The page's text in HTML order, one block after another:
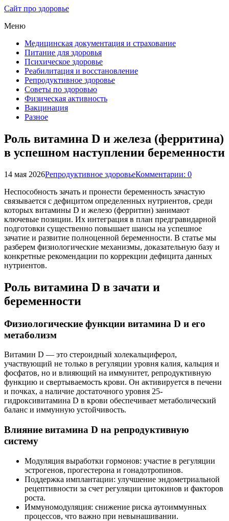
Сайт про здоровье
Меню
Медицинская документация и страхование
Питание для здоровья
Психическое здоровье
Реабилитация и восстановление
Репродуктивное здоровье
Советы по здоровью
Физическая активность
Вакцинация
Разное
Роль витамина D и железа (ферритина)
в успешном наступлении беременности
14 мая 2026Репродуктивное здоровьеКомментарии: 0
Неспособность зачать и пронести беременность зачастую
связывается с дефицитом определенных нутриентов, среди
которых витамины D и железо (ферритин) занимают
ключевые позиции. Их интеграция в план предгравидарной
подготовки существенно повышает шансы на успешное
зачатие и развитие полноценной беременности. В статье мы
разберем физиологические механизмы, доказательную базу и
конкретные рекомендации по коррекции дефицита данных
нутриентов.
Роль витамина D в зачати и
беременности
Физиологические функции витамина D и его
метаболизм
Витамин D — это стероидный холекальциферол,
участвующий не только в регуляции уровня калия, кальция и
фосфатов, но и влияющий на иммунитет, репродуктивную
функцию и свертываемость крови. Он активируется в печени
и почках, а наличие достаточного уровня 25-
гидроксивитамина D в крови обеспечивает метаболический
баланс и иммунную устойчивость.
Влияние витамина D на репродуктивную
систему
Модуляция выработки гормонов: участие в регуляции
эстрогенов, прогестерона и гонадотропинов.
Поддержка имплантации: улучшение эндометриальной
рецептивности за счет регуляции цитокинов и факторов
роста.
Иммуномодуляция: снижение риска аутоиммунных
процессов, что важно при невынашивании.